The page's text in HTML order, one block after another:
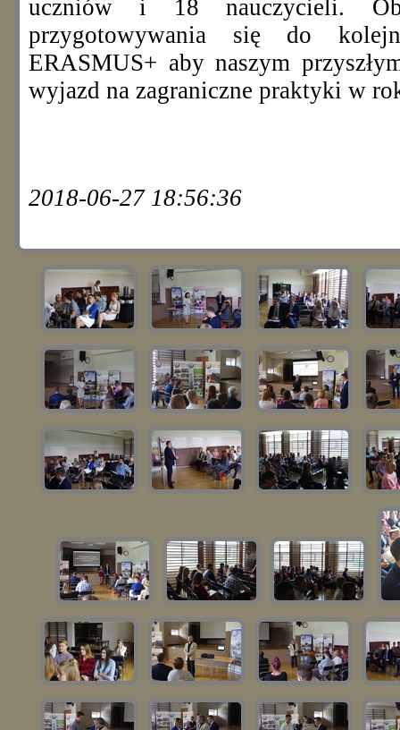
uczniów i 18 nauczycieli.
przygotowywania się do
ERASMUS+ aby naszym
wyjazd na zagraniczne praktyki w
2018-06-27 18:56:36